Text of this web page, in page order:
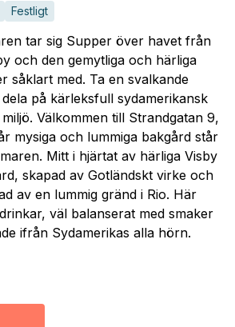
Festligt
tar sig Supper över havet från
och den gemytliga och härliga
såklart med. Ta en svalkande
på kärleksfull sydamerikansk
Välkommen till Strandgatan 9,
mysiga och lummiga bakgård står
Mitt i hjärtat av härliga Visby
skapad av Gotländskt virke och
av en lummig gränd i Rio. Här
väl balanserat med smaker
ifrån Sydamerikas alla hörn.